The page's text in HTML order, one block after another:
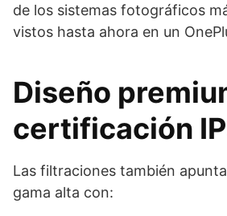
de los sistemas fotográficos
vistos hasta ahora en un
Diseño
certificación
Las filtraciones también
gama alta con: